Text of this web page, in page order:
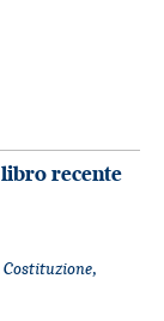
recente